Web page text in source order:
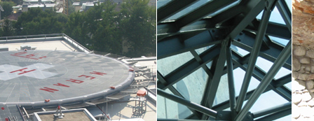
Gratis hjemmesider Bredbånd